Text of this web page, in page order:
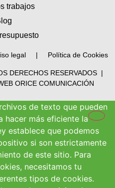
trabajos
legal | Política de Cookies
DERECHOS RESERVADOS |
ORICE COMUNICACIÓN
de texto que pueden
hacer más eficiente la
establece que podemos
si son estrictamente
de este sitio. Para
necesitamos tu
tipos de cookies.